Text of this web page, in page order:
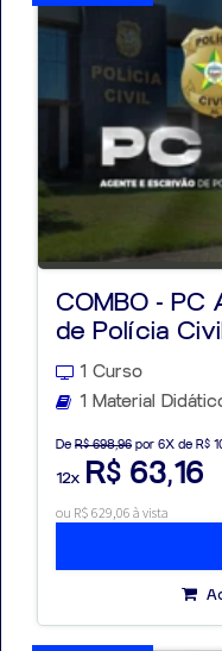
COMBO - PC
de Polícia
1 Curso
1 Material
De R$ 698,96 por 6X de R$
12x R$ 63,16
ou R$ 629,06 à vista